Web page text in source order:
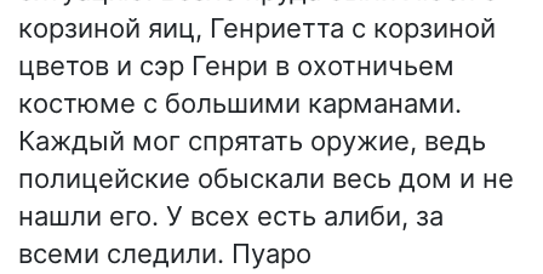
корзиной яиц, Генриетта с корзиной
цветов и сэр Генри в охотничьем
костюме с большими карманами.
Каждый мог спрятать оружие, ведь
полицейские обыскали весь дом и не
нашли его. У всех есть алиби, за
всеми следили. Пуаро